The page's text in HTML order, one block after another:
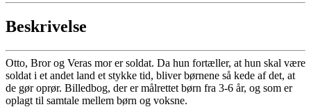
Beskrivelse
Otto, Bror og Veras mor er soldat. Da hun fortæller, at hun skal være
soldat i et andet land et stykke tid, bliver børnene så kede af det, at
de gør oprør. Billedbog, der er målrettet børn fra 3-6 år, og som er
oplagt til samtale mellem børn og voksne.